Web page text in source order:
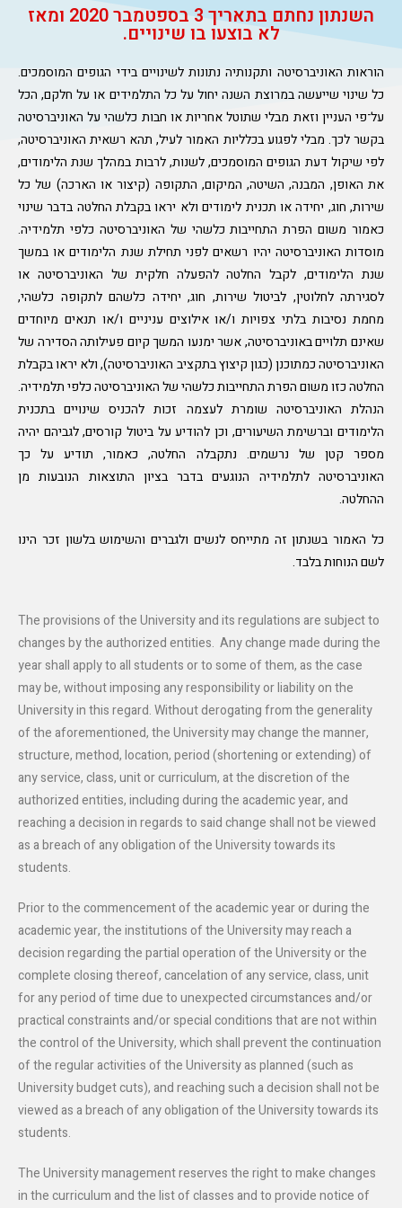
השנתון נחתם בתאריך 3 בספטמבר 2020 ומאז
לא בוצעו בו שינויים.
הוראות האוניברסיטה ותקנותיה נתונות לשינויים בידי הגופים המוסמכים.
כל שינוי שייעשה במרוצת השנה יחול על כל התלמידים או על חלקם, הכל
על־פי העניין וזאת מבלי שתוטל אחריות או חבות כלשהי על האוניברסיטה
בקשר לכך. מבלי לפגוע בכלליות האמור לעיל, תהא רשאית האוניברסיטה,
לפי שיקול דעת הגופים המוסמכים, לשנות, לרבות במהלך שנת הלימודים,
את האופן, המבנה, השיטה, המיקום, התקופה (קיצור או הארכה) של כל
שירות, חוג, יחידה או תכנית לימודים ולא יראו בקבלת החלטה בדבר שינוי
כאמור משום הפרת התחייבות כלשהי של האוניברסיטה כלפי תלמידיה.
מוסדות האוניברסיטה יהיו רשאים לפני תחילת שנת הלימודים או במשך
שנת הלימודים, לקבל החלטה להפעלה חלקית של האוניברסיטה או
לסגירתה לחלוטין, לביטול שירות, חוג, יחידה כלשהם לתקופה כלשהי,
מחמת נסיבות בלתי צפויות ו/או אילוצים עניניים ו/או תנאים מיוחדים
שאינם תלויים באוניברסיטה, אשר ימנעו המשך קיום פעילותה הסדירה של
האוניברסיטה כמתוכנן (כגון קיצוץ בתקציב האוניברסיטה), ולא יראו בקבלת
החלטה כזו משום הפרת התחייבות כלשהי של האוניברסיטה כלפי תלמידיה.
הנהלת האוניברסיטה שומרת לעצמה זכות להכניס שינויים בתכנית
הלימודים וברשימת השיעורים, וכן להודיע על ביטול קורסים, לגביהם יהיה
מספר קטן של נרשמים. נתקבלה החלטה, כאמור, תודיע על כך
האוניברסיטה לתלמידיה הנוגעים בדבר בציון התוצאות הנובעות מן
ההחלטה.
כל האמור בשנתון זה מתייחס לנשים ולגברים והשימוש בלשון זכר הינו
לשם הנוחות בלבד.
The provisions of the University and its regulations are subject to
changes by the authorized entities. Any change made during the
year shall apply to all students or to some of them, as the case
may be, without imposing any responsibility or liability on the
University in this regard. Without derogating from the generality
of the aforementioned, the University may change the manner,
structure, method, location, period (shortening or extending) of
any service, class, unit or curriculum, at the discretion of the
authorized entities, including during the academic year, and
reaching a decision in regards to said change shall not be viewed
as a breach of any obligation of the University towards its
students.
Prior to the commencement of the academic year or during the
academic year, the institutions of the University may reach a
decision regarding the partial operation of the University or the
complete closing thereof, cancelation of any service, class, unit
for any period of time due to unexpected circumstances and/or
practical constraints and/or special conditions that are not within
the control of the University, which shall prevent the continuation
of the regular activities of the University as planned (such as
University budget cuts), and reaching such a decision shall not be
viewed as a breach of any obligation of the University towards its
students.
The University management reserves the right to make changes
in the curriculum and the list of classes and to provide notice of